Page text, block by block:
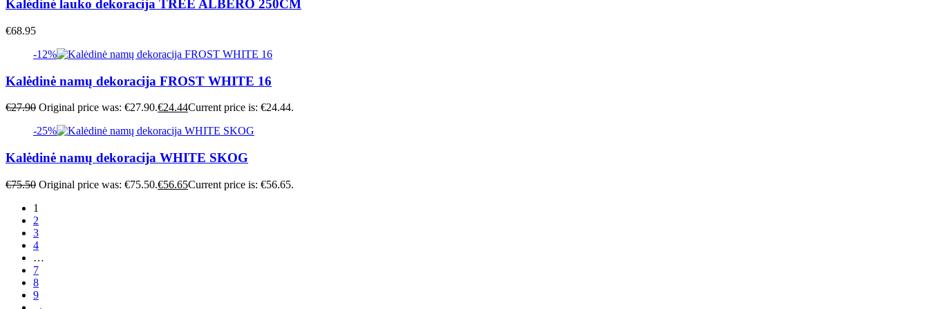
Kalėdinė lauko dekoracija TREE ALBERO 250CM
€68.95
-12%
Kalėdinė namų dekoracija FROST WHITE 16
€27.90 Original price was: €27.90.€24.44Current price is: €24.44.
-25%
Kalėdinė namų dekoracija WHITE SKOG
€75.50 Original price was: €75.50.€56.65Current price is: €56.65.
1
2
3
4
…
7
8
9